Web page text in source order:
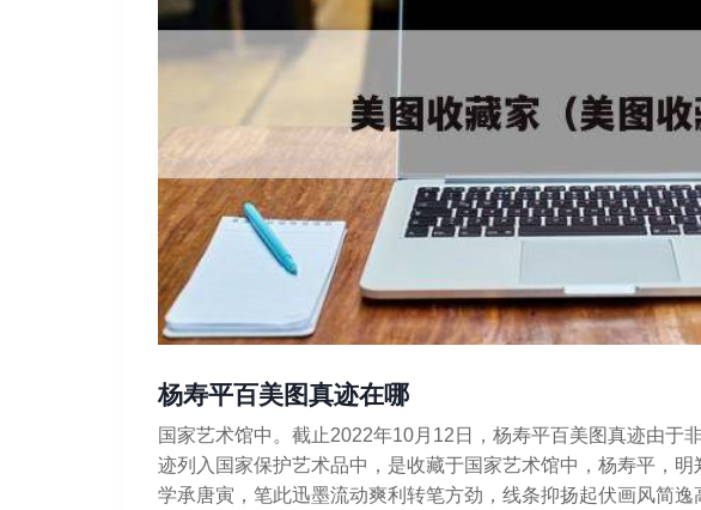
杨寿平百美图真迹在哪
国家艺术馆中。截止2022年10月12日，杨寿平百美图真迹由于
迹列入国家保护艺术品中，是收藏于国家艺术馆中，杨寿平，明
学承唐寅，笔此迅墨流动爽利转笔方劲，线条抑扬起伏画风简